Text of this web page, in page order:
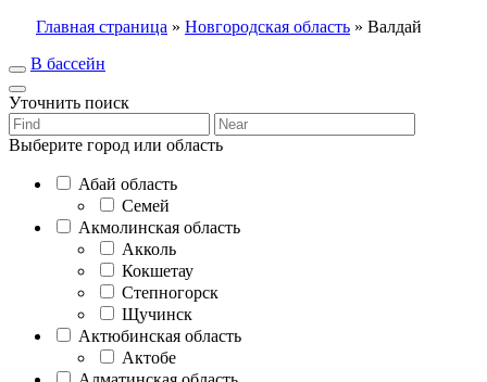
Главная страница » Новгородская область » Валдай
В бассейн
Уточнить поиск
Выберите город или область
Абай область
Семей
Акмолинская область
Акколь
Кокшетау
Степногорск
Щучинск
Актюбинская область
Актобе